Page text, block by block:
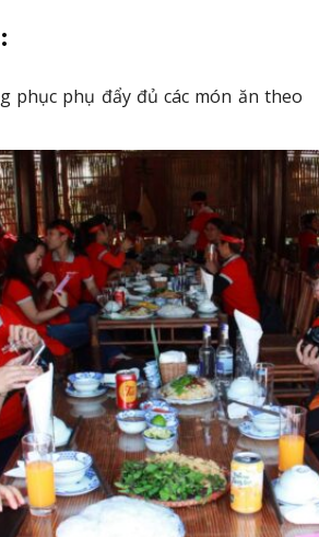
phục phụ đẩy đủ các món ăn theo